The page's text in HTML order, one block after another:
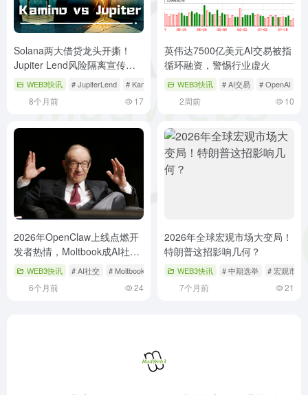
Solana两大借贷龙头开撕！
Jupiter Lend风险隔离宣传翻
车，Kamino公开抨击
WEB3快讯 # JupiterLend # Kamino # Solana
8个月前 17
英伟达7500亿美元AI交易被指
循环融资，警惕行业虚火
WEB3快讯 # AI交易 # OpenAI
2周前 10
2026年OpenClaw上线点燃开
发者热情，Moltbook成AI社交
新宠WEB3快讯 # AI社交 # Moltbook # OpenClaw
6个月前 24
2026年全球宏观市场大变局！
特朗普这招影响几何？
WEB3快讯 # 中期选举 # 宏观市场
7个月前 21